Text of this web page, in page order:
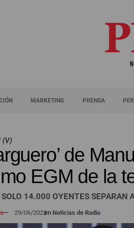
MARKETING PRENSA
(V)
de
EGM de la
SOLO 14.000 OYENTES SEPARAN
— 29/06/2022en Noticias de Radio